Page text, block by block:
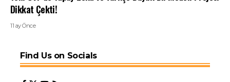
Dikkat Çekti!
11 ay Önce
Find Us on Socials